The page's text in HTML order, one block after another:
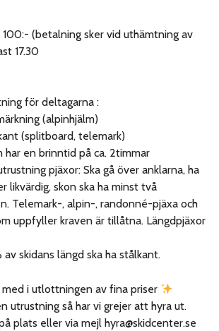
(betalning sker vid uthämtning av
17.30
för deltagarna :
(alpinhjälm)
(splitboard, telemark)
har en brinntid på ca. 2timmar
pjäxor: Ska gå över anklarna, ha
likvärdig, skon ska ha minst två
Telemark-, alpin-, randonné-pjäxa och
uppfyller kraven är tillåtna. Längdpjäxor
skidans längd ska ha stålkant.
i utlottningen av fina priser
utrustning så har vi grejer att hyra ut.
plats eller via mejl hyra@skidcenter.se